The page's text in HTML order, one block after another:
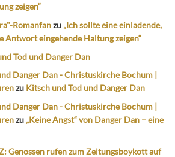
zeigen“
Romanfanzu „Ich sollte eine einladende,
Antwort eingehende Haltung zeigen“
Tod und Danger Dan
Danger Dan - Christuskirche Bochum |
zu Kitsch und Tod und Danger Dan
Danger Dan - Christuskirche Bochum |
zu „Keine Angst“ von Danger Dan – eine
Genossen rufen zum Zeitungsboykott auf